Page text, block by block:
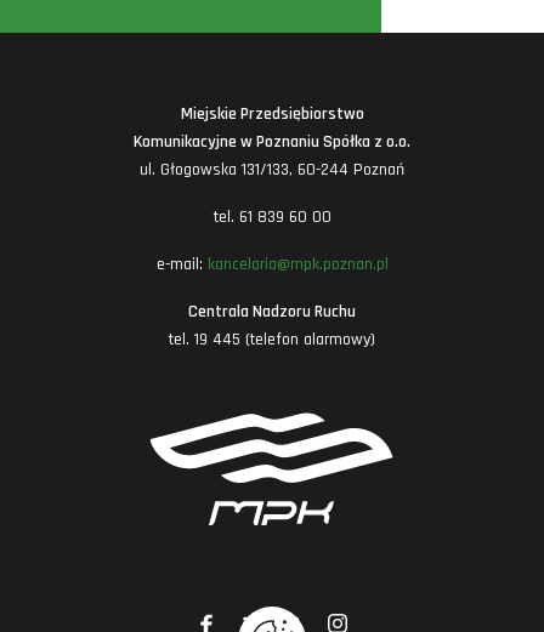
Miejskie Przedsiębiorstwo
Komunikacyjne w Poznaniu Spółka z o.o.
ul. Głogowska 131/133, 60-244 Poznań
tel. 61 839 60 00
e-mail: kancelaria@mpk.poznan.pl
Centrala Nadzoru Ruchu
tel. 19 445 (telefon alarmowy)